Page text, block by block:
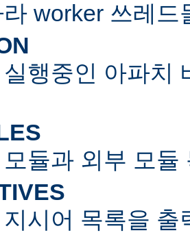
worker 쓰레드
행중인 아파치
듈과 외부 모듈
지시어 목록을 출